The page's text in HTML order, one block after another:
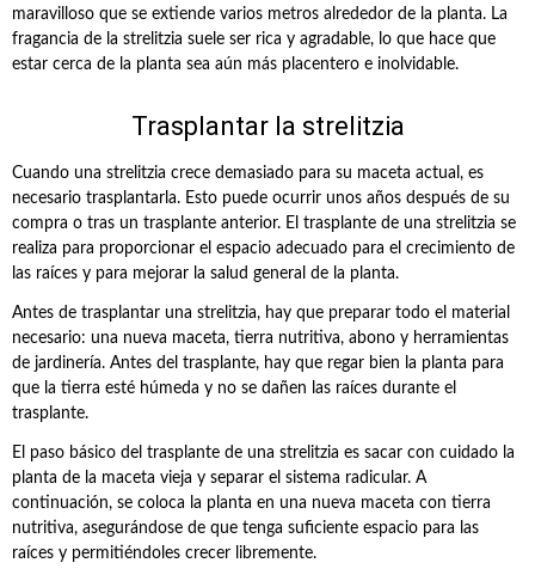
maravilloso que se extiende varios metros alrededor de la planta. La
fragancia de la strelitzia suele ser rica y agradable, lo que hace que
estar cerca de la planta sea aún más placentero e inolvidable.
Trasplantar la strelitzia
Cuando una strelitzia crece demasiado para su maceta actual, es
necesario trasplantarla. Esto puede ocurrir unos años después de su
compra o tras un trasplante anterior. El trasplante de una strelitzia se
realiza para proporcionar el espacio adecuado para el crecimiento de
las raíces y para mejorar la salud general de la planta.
Antes de trasplantar una strelitzia, hay que preparar todo el material
necesario: una nueva maceta, tierra nutritiva, abono y herramientas
de jardinería. Antes del trasplante, hay que regar bien la planta para
que la tierra esté húmeda y no se dañen las raíces durante el
trasplante.
El paso básico del trasplante de una strelitzia es sacar con cuidado la
planta de la maceta vieja y separar el sistema radicular. A
continuación, se coloca la planta en una nueva maceta con tierra
nutritiva, asegurándose de que tenga suficiente espacio para las
raíces y permitiéndoles crecer libremente.